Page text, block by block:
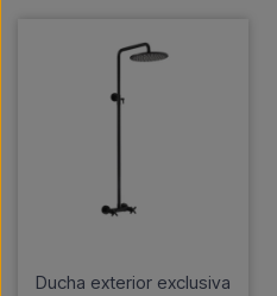
Ducha exterior exclusiva